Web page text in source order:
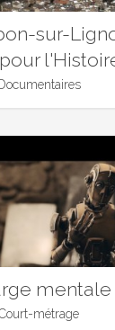
sur-
mentale
métrage